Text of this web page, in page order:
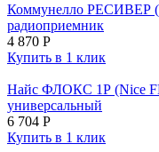
Коммунелло РЕСИВЕР
радиоприемник
4 870 Р
Купить в 1 клик
Найс ФЛОКС 1Р (Nice
универсальный
6 704 Р
Купить в 1 клик